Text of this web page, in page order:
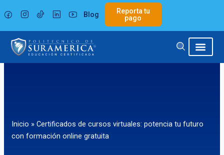
al
contenido
Blog
Reporta tu
pago
Inicio » Certificados de cursos virtuales: potencia tu futuro
con formación online gratuita